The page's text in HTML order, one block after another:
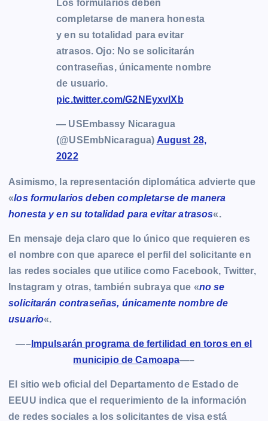
Los formularios deben
completarse de manera honesta
y en su totalidad para evitar
atrasos. Ojo: No se solicitarán
contraseñas, únicamente nombre
de usuario.
pic.twitter.com/G2NEyxvIXb
— USEmbassy Nicaragua
(@USEmbNicaragua) August 28,
2022
Asimismo, la representación diplomática advierte que
«los formularios deben completarse de manera
honesta y en su totalidad para evitar atrasos«.
En mensaje deja claro que lo único que requieren es
el nombre con que aparece el perfil del solicitante en
las redes sociales que utilice como Facebook, Twitter,
Instagram y otras, también subraya que «no se
solicitarán contraseñas, únicamente nombre de
usuario«.
—–Impulsarán programa de fertilidad en toros en el
municipio de Camoapa—–
El sitio web oficial del Departamento de Estado de
EEUU indica que el requerimiento de la información
de redes sociales a los solicitantes de visa está